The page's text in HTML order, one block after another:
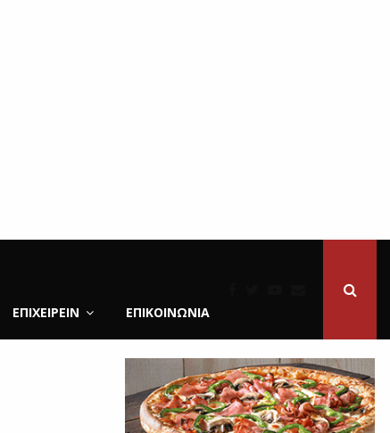
ΕΠΙΧΕΙΡΕΙΝ ΕΠΙΚΟΙΝΩΝΊΑ